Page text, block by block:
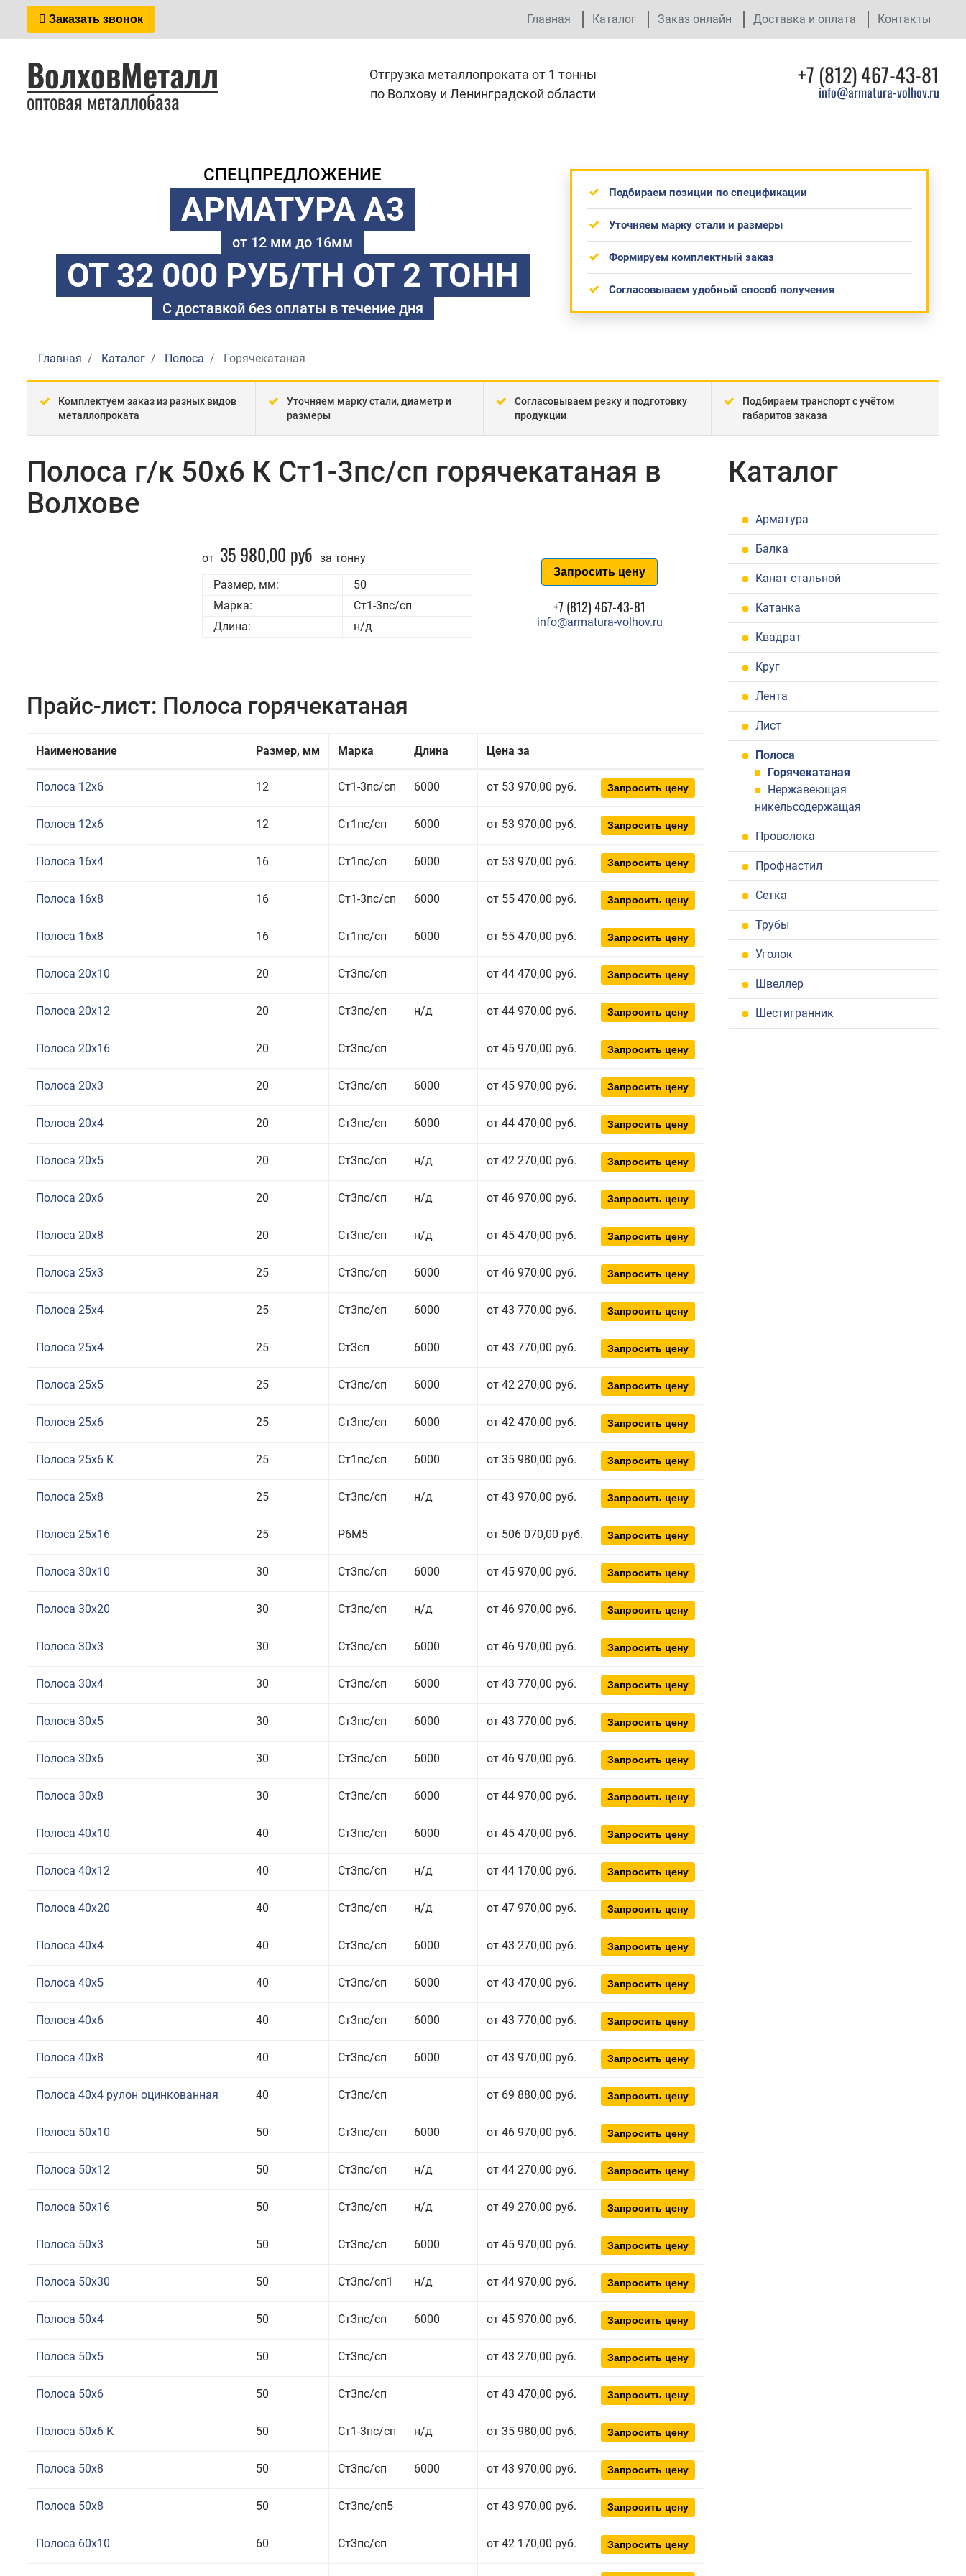
Заказать звонок Главная Каталог Заказ онлайн Доставка и оплата Контакты
ВолховМеталл
оптовая металлобаза
Отгрузка металлопроката от 1 тонны
по Волхову и Ленинградской области
+7 (812) 467-43-81
info@armatura-volhov.ru
СПЕЦПРЕДЛОЖЕНИЕ
АРМАТУРА А3
от 12 мм до 16мм
ОТ 32 000 РУБ/ТН ОТ 2 ТОНН
С доставкой без оплаты в течение дня
Подбираем позиции по спецификации
Уточняем марку стали и размеры
Формируем комплектный заказ
Согласовываем удобный способ получения
Главная Каталог Полоса Горячекатаная
Комплектуем заказ из разных видов
металлопроката
Уточняем марку стали, диаметр и
размеры
Согласовываем резку и подготовку
продукции
Подбираем транспорт с учётом
габаритов заказа
Полоса г/к 50x6 К Ст1-3пс/сп горячекатаная в
Волхове
от 35 980,00 руб за тонну
Размер, мм:
50
Марка:
Ст1-3пс/сп
Длина:
н/д
Запросить цену
+7 (812) 467-43-81
info@armatura-volhov.ru
Прайс-лист: Полоса горячекатаная
Наименование Размер, мм Марка Длина Цена за
Полоса 12x6 12 Ст1-3пс/сп 6000 от 53 970,00 руб. Запросить цену
Полоса 12x6 12 Ст1пс/сп 6000 от 53 970,00 руб. Запросить цену
Полоса 16x4 16 Ст1пс/сп 6000 от 53 970,00 руб. Запросить цену
Полоса 16x8 16 Ст1-3пс/сп 6000 от 55 470,00 руб. Запросить цену
Полоса 16x8 16 Ст1пс/сп 6000 от 55 470,00 руб. Запросить цену
Полоса 20x10 20 Ст3пс/сп от 44 470,00 руб. Запросить цену
Полоса 20x12 20 Ст3пс/сп н/д от 44 970,00 руб. Запросить цену
Полоса 20x16 20 Ст3пс/сп от 45 970,00 руб. Запросить цену
Полоса 20x3 20 Ст3пс/сп 6000 от 45 970,00 руб. Запросить цену
Полоса 20x4 20 Ст3пс/сп 6000 от 44 470,00 руб. Запросить цену
Полоса 20x5 20 Ст3пс/сп н/д от 42 270,00 руб. Запросить цену
Полоса 20x6 20 Ст3пс/сп н/д от 46 970,00 руб. Запросить цену
Полоса 20x8 20 Ст3пс/сп н/д от 45 470,00 руб. Запросить цену
Полоса 25x3 25 Ст3пс/сп 6000 от 46 970,00 руб. Запросить цену
Полоса 25x4 25 Ст3пс/сп 6000 от 43 770,00 руб. Запросить цену
Полоса 25x4 25 Ст3сп 6000 от 43 770,00 руб. Запросить цену
Полоса 25x5 25 Ст3пс/сп 6000 от 42 270,00 руб. Запросить цену
Полоса 25x6 25 Ст3пс/сп 6000 от 42 470,00 руб. Запросить цену
Полоса 25x6 К 25 Ст1пс/сп 6000 от 35 980,00 руб. Запросить цену
Полоса 25x8 25 Ст3пс/сп н/д от 43 970,00 руб. Запросить цену
Полоса 25x16 25 Р6М5 от 506 070,00 руб. Запросить цену
Полоса 30x10 30 Ст3пс/сп 6000 от 45 970,00 руб. Запросить цену
Полоса 30x20 30 Ст3пс/сп н/д от 46 970,00 руб. Запросить цену
Полоса 30x3 30 Ст3пс/сп 6000 от 46 970,00 руб. Запросить цену
Полоса 30x4 30 Ст3пс/сп 6000 от 43 770,00 руб. Запросить цену
Полоса 30x5 30 Ст3пс/сп 6000 от 43 770,00 руб. Запросить цену
Полоса 30x6 30 Ст3пс/сп 6000 от 46 970,00 руб. Запросить цену
Полоса 30x8 30 Ст3пс/сп 6000 от 44 970,00 руб. Запросить цену
Полоса 40x10 40 Ст3пс/сп 6000 от 45 470,00 руб. Запросить цену
Полоса 40x12 40 Ст3пс/сп н/д от 44 170,00 руб. Запросить цену
Полоса 40x20 40 Ст3пс/сп н/д от 47 970,00 руб. Запросить цену
Полоса 40x4 40 Ст3пс/сп 6000 от 43 270,00 руб. Запросить цену
Полоса 40x5 40 Ст3пс/сп 6000 от 43 470,00 руб. Запросить цену
Полоса 40x6 40 Ст3пс/сп 6000 от 43 770,00 руб. Запросить цену
Полоса 40x8 40 Ст3пс/сп 6000 от 43 970,00 руб. Запросить цену
Полоса 40x4 рулон оцинкованная 40 Ст3пс/сп от 69 880,00 руб. Запросить цену
Полоса 50x10 50 Ст3пс/сп 6000 от 46 970,00 руб. Запросить цену
Полоса 50x12 50 Ст3пс/сп н/д от 44 270,00 руб. Запросить цену
Полоса 50x16 50 Ст3пс/сп н/д от 49 270,00 руб. Запросить цену
Полоса 50x3 50 Ст3пс/сп 6000 от 45 970,00 руб. Запросить цену
Полоса 50x30 50 Ст3пс/сп1 н/д от 44 970,00 руб. Запросить цену
Полоса 50x4 50 Ст3пс/сп 6000 от 45 970,00 руб. Запросить цену
Полоса 50x5 50 Ст3пс/сп от 43 270,00 руб. Запросить цену
Полоса 50x6 50 Ст3пс/сп от 43 470,00 руб. Запросить цену
Полоса 50x6 К 50 Ст1-3пс/сп н/д от 35 980,00 руб. Запросить цену
Полоса 50x8 50 Ст3пс/сп 6000 от 43 970,00 руб. Запросить цену
Полоса 50x8 50 Ст3пс/сп5 от 43 970,00 руб. Запросить цену
Полоса 60x10 60 Ст3пс/сп от 42 170,00 руб. Запросить цену
Каталог
Арматура
Балка
Канат стальной
Катанка
Квадрат
Круг
Лента
Лист
Полоса
Горячекатаная
Нержавеющая
никельсодержащая
Проволока
Профнастил
Сетка
Трубы
Уголок
Швеллер
Шестигранник